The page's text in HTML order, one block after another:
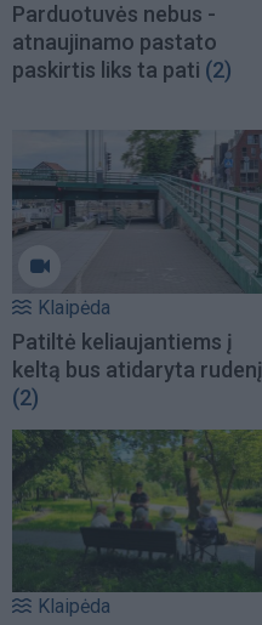
Parduotuvės nebus -
atnaujinamo pastato
paskirtis liks ta pati (2)
Klaipėda
Patiltė keliaujantiems į
keltą bus atidaryta rudenį
(2)
Klaipėda